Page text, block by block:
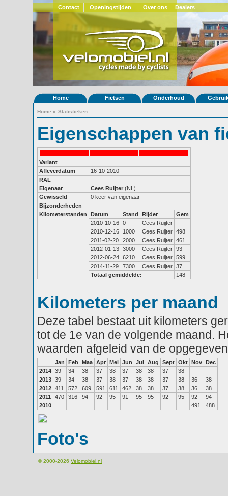
Contact Openingstijden Over ons Dealers
Home Fietsen Onderhoud
Home » Statistieken
Eigenschappen van
Variant
Afleverdatum
16-10-2010
RAL
Eigenaar
Cees Ruijter (NL)
Gewisseld
0 keer van eigenaar
Bijzonderheden
Kilometerstanden
Datum Stand Rijder
Gem
2010-10-16 0 Cees Ruijter -
2010-12-16
1000 Cees Ruijter 498
2011-02-20
2000 Cees Ruijter 461
2012-01-13 3000 Cees Ruijter 93
2012-06-24 6210 Cees Ruijter 599
2014-11-29
7300 Cees Ruijter 37
Totaal gemiddelde:
148
Kilometers per maand
Deze tabel bestaat uit kilometers
tot de 1e van de volgende maand.
waarden afgeleid van de
Jan Feb Maa Apr Mei Jun Jul Aug Sept Okt Nov Dec
2014 39 34 38 37 38 37 38 38 37
38
2013 39 34 38 37 38 37 38 38 37 38 36
38
2012 411 572 609 591 611 462 38 38 37 38 36
38
2011
470 316 94 92 95 91 95 95 92 95 92
94
2010
491 488
Foto's
© 2000-2026 Velomobiel.nl